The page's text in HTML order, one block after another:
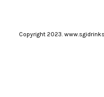
Copyright 2023.